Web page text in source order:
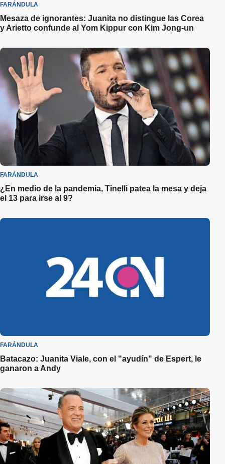
FARÁNDULA
Mesaza de ignorantes: Juanita no distingue las Corea
y Arietto confunde al Yom Kippur con Kim Jong-un
FARÁNDULA
¿En medio de la pandemia, Tinelli patea la mesa y deja
el 13 para irse al 9?
FARÁNDULA
Batacazo: Juanita Viale, con el "ayudín" de Espert, le
ganaron a Andy